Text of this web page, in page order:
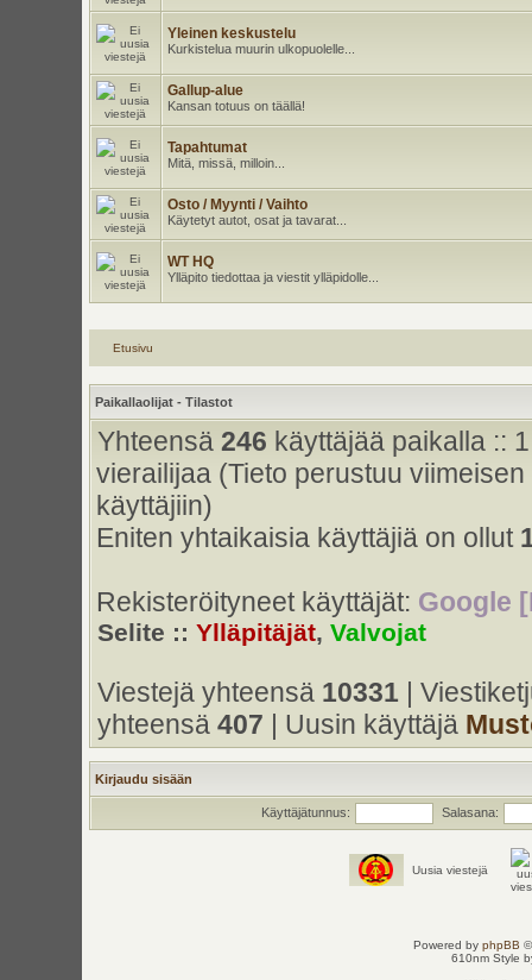
Yleinen keskustelu
Kurkistelua muurin ulkopuolelle...
Gallup-alue
Kansan totuus on täällä!
Tapahtumat
Mitä, missä, milloin...
Osto / Myynti / Vaihto
Käytetyt autot, osat ja tavarat...
WT HQ
Ylläpito tiedottaa ja viestit ylläpidolle...
Etusivu
Paikallaolijat - Tilastot
Yhteensä 246 käyttäjää paikalla ::
vierailijaa (Tieto perustuu
käyttäjiin)
Eniten yhtaikaisia käyttäjiä on ollut
Rekisteröityneet käyttäjät: Google
Selite :: Ylläpitäjät, Valvojat
Viestejä yhteensä 10331 |
yhteensä 407 | Uusin käyttäjä
Kirjaudu sisään
Käyttäjätunnus: Salasana:
Uusia viestejä
Powered by phpBB
610nm Style